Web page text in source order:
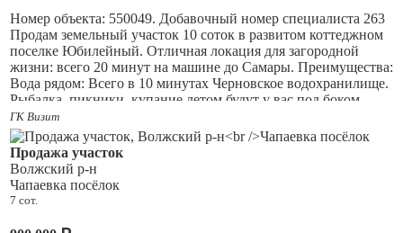
замечательного участка!
Номер объекта: 550049. Добавочный номер специалиста 263
Продам земельный участок 10 соток в развитом коттеджном
поселке Юбилейный. Отличная локация для загородной
жизни: всего 20 минут на машине до Самары. Преимущества:
Вода рядом: Всего в 10 минутах Черновское водохранилище.
Рыбалка, пикники, купание летом будут у вас под боком.
Коммуникации: Свет подведен по границе участка. В
поселке есть магистральный газ можно провести на участок.
Расположение: Удобный выезд на трассу, дорога до города
круглый год без проблем. Инфраструктура: Поселок активно
растет и быстро расстраивается, соседи уже строятся. Участок
ровный, 10 соток подойдет для строительства дома для
приобрести соседние участки, если вам нужно больше земли.
ГК Визит
Продажа участок
Волжский р-н
Чапаевка посёлок
7 сот.